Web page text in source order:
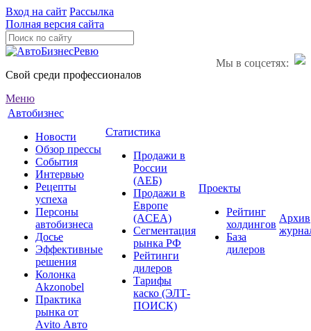
Вход на сайт Рассылка
Полная версия сайта
Мы в соцсетях:
Свой среди профессионалов
Меню
Автобизнес
Новости
Обзор прессы
События
Интервью
Рецепты
успеха
Персоны
автобизнеса
Досье
Эффективные
решения
Колонка
Akzonobel
Практика
рынка от
Аvito Авто
Статистика
Продажи в
России
(АЕБ)
Продажи в
Европе
(ACEA)
Сегментация
рынка РФ
Рейтинги
дилеров
Тарифы
каско (ЭЛТ-
ПОИСК)
Проекты
Рейтинг
холдингов
База
дилеров
Архив